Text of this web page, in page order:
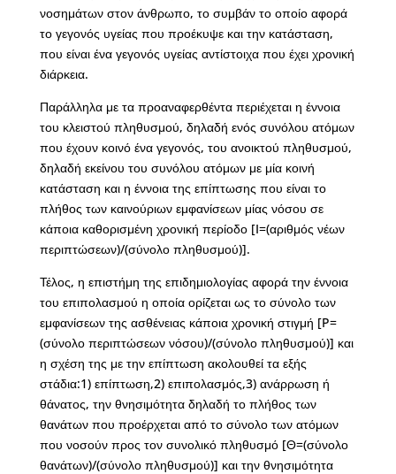
νοσημάτων στον άνθρωπο, το συμβάν το οποίο αφορά
το γεγονός υγείας που προέκυψε και την κατάσταση,
που είναι ένα γεγονός υγείας αντίστοιχα που έχει χρονική
διάρκεια.
Παράλληλα με τα προαναφερθέντα περιέχεται η έννοια
του κλειστού πληθυσμού, δηλαδή ενός συνόλου ατόμων
που έχουν κοινό ένα γεγονός, του ανοικτού πληθυσμού,
δηλαδή εκείνου του συνόλου ατόμων με μία κοινή
κατάσταση και η έννοια της επίπτωσης που είναι το
πλήθος των καινούριων εμφανίσεων μίας νόσου σε
κάποια καθορισμένη χρονική περίοδο [I=(αριθμός νέων
περιπτώσεων)/(σύνολο πληθυσμού)].
Τέλος, η επιστήμη της επιδημιολογίας αφορά την έννοια
του επιπολασμού η οποία ορίζεται ως το σύνολο των
εμφανίσεων της ασθένειας κάποια χρονική στιγμή [P=
(σύνολο περιπτώσεων νόσου)/(σύνολο πληθυσμού)] και
η σχέση της με την επίπτωση ακολουθεί τα εξής
στάδια:1) επίπτωση,2) επιπολασμός,3) ανάρρωση ή
θάνατος, την θνησιμότητα δηλαδή το πλήθος των
θανάτων που προέρχεται από το σύνολο των ατόμων
που νοσούν προς τον συνολικό πληθυσμό [Θ=(σύνολο
θανάτων)/(σύνολο πληθυσμού)] και την θνησιμότητα